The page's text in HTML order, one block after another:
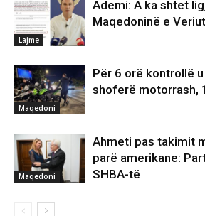
Lajme
Ademi: A ka shtet
Maqedoninë e
Maqedoni
Për 6 orë kontrollë
shoferë motorrash,
Maqedoni
Ahmeti pas takimit
parë amerikane:
SHBA-të